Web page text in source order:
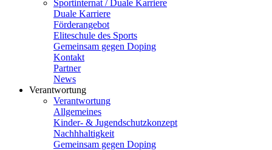
Sportinternat / Duale Karriere
Duale Karriere
Förderangebot
Eliteschule des Sports
Gemeinsam gegen Doping
Kontakt
Partner
News
Verantwortung
Verantwortung
Allgemeines
Kinder- & Jugendschutzkonzept
Nachhhaltigkeit
Gemeinsam gegen Doping